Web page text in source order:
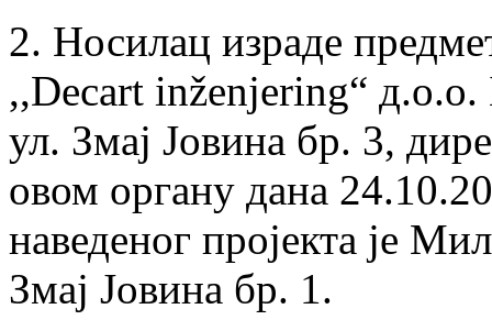
2. Носилац израде
,,Decart inženjering“ д.о.о.
ул. Змај Јовина бр. 3,
овом органу дана
наведеног пројекта је
Змај Јовина бр. 1.